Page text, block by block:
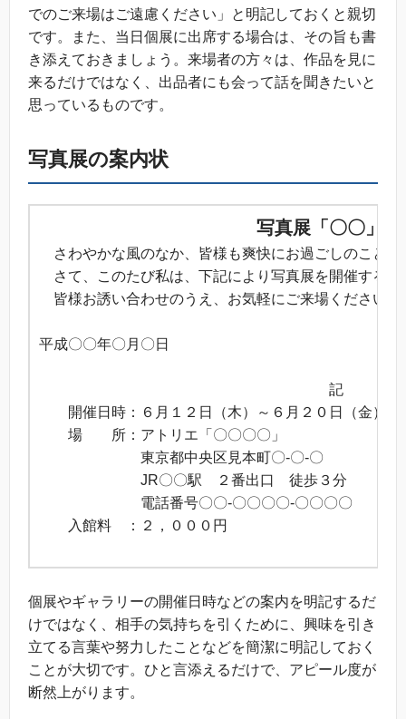
でのご来場はご遠慮ください」と明記しておくと親切
です。また、当日個展に出席する場合は、その旨も書
き添えておきましょう。来場者の方々は、作品を見に
来るだけではなく、出品者にも会って話を聞きたいと
思っているものです。
写真展の案内状
写真展「〇〇」
さわやかな風のなか、皆様も爽快にお過ごしのことと
さて、このたび私は、下記により写真展を開催する
皆様お誘い合わせのうえ、お気軽にご来場ください
平成〇〇年〇月〇日
記
開催日時：６月１２日（木）～６月２０日（金）
場 所：アトリエ「〇〇〇〇」
東京都中央区見本町〇-〇-〇
JR〇〇駅 ２番出口 徒歩３分
電話番号〇〇-〇〇〇〇-〇〇〇〇
入館料 ：２，０００円
個展やギャラリーの開催日時などの案内を明記するだ
けではなく、相手の気持ちを引くために、興味を引き
立てる言葉や努力したことなどを簡潔に明記しておく
ことが大切です。ひと言添えるだけで、アピール度が
断然上がります。